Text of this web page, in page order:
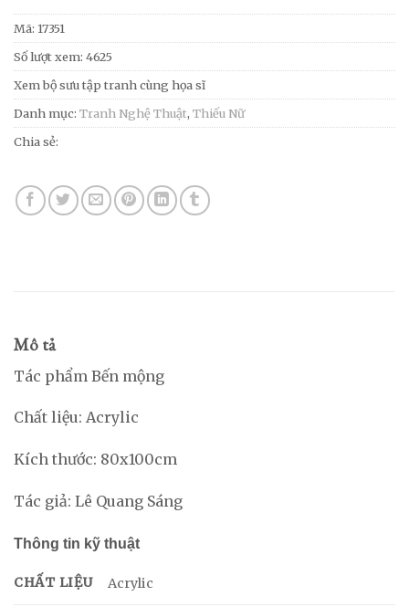
Mã: 17351
Số lượt xem: 4625
Xem bộ sưu tập tranh cùng họa sĩ
Danh mục: Tranh Nghệ Thuật, Thiếu Nữ
Chia sẻ:
Mô tả
Tác phẩm Bến mộng
Chất liệu: Acrylic
Kích thước: 80x100cm
Tác giả: Lê Quang Sáng
Thông tin kỹ thuật
CHẤT LIỆU Acrylic